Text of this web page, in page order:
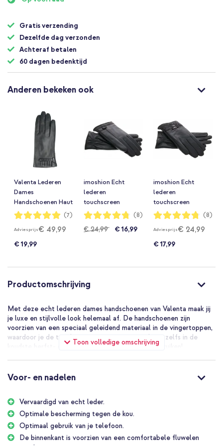
de
afbeeldingen-
gallerij
Gratis verzending
Dezelfde dag verzonden
Achteraf betalen
60 dagen bedenktijd
Anderen bekeken ook
Valenta Lederen
Dames
Handschoenen Haut
- Maat XL
Waardering:
100%
(7)
Adviesprijs€ 49,99
€ 19,99
imoshion Echt
lederen
touchscreen
handschoenen -
Waardering:
95%
(8)
€ 24,99 € 16,99
imoshion Echt
lederen
touchscreen
handschoenen -
Waardering:
95%
(8)
Adviesprijs€ 24,99
€ 17,99
Productomschrijving
Toon volledige omschrijving
Met deze echt lederen dames handschoenen van Valenta maak jij
je luxe en stijlvolle look helemaal af. De handschoenen zijn
voorzien van een speciaal geleidend materiaal in de vingertoppen,
waardoor je de touch screen van jouw smartphone zelfs in de
koudste herfst- of winterdagen optimaal kunt gebruiken!
Voor- en nadelen
Vervaardigd van echt leder.
Optimale bescherming tegen de kou.
Optimaal gebruik van je telefoon.
De binnenkant is voorzien van een comfortabele fluwelen